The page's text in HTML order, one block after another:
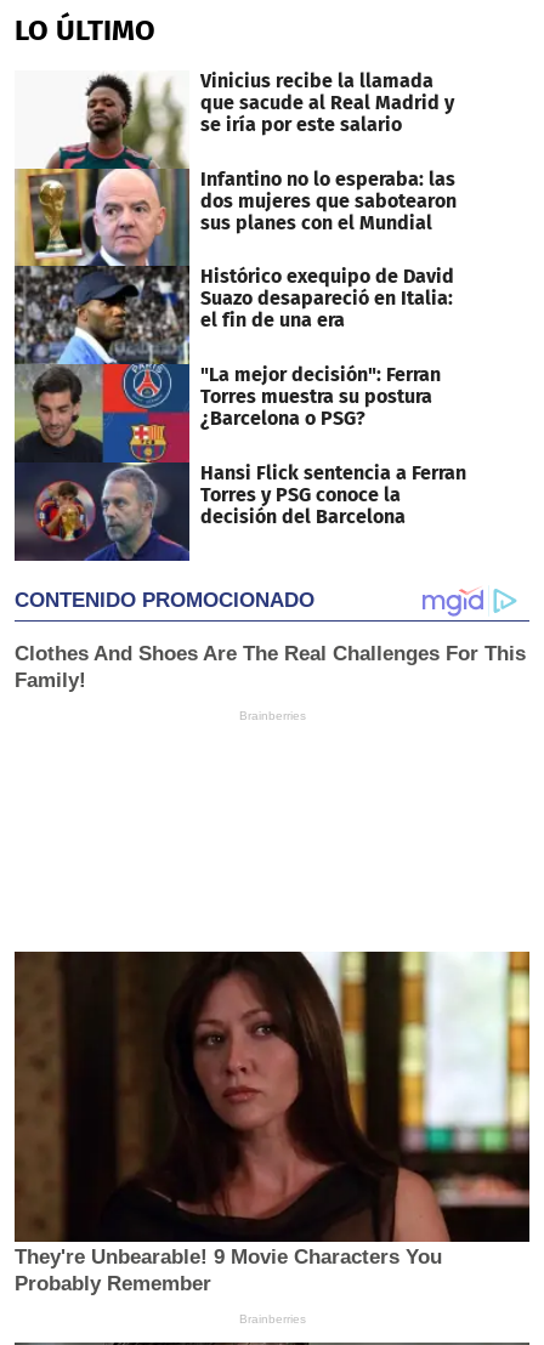
of
1
seconds
LO ÚLTIMO
Vinicius recibe la llamada
que sacude al Real Madrid y
se iría por este salario
Infantino no lo esperaba: las
dos mujeres que sabotearon
sus planes con el Mundial
Histórico exequipo de David
Suazo desapareció en Italia:
el fin de una era
"La mejor decisión": Ferran
Torres muestra su postura
¿Barcelona o PSG?
Hansi Flick sentencia a Ferran
Torres y PSG conoce la
decisión del Barcelona